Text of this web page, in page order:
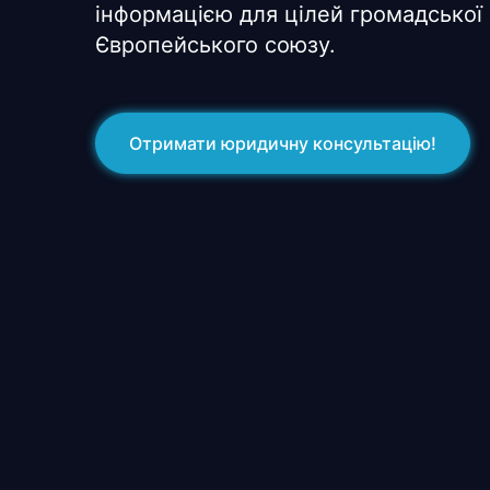
інформацією для цілей
Європейського союзу.
Отримати юридичну консультацію!